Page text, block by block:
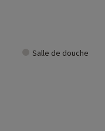
Salle de douche